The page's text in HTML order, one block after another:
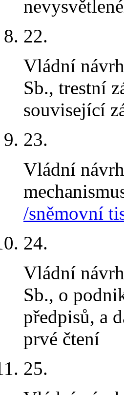
22.
Vládní
Sb., trestní
související
23.
Vládní
/sněmovní
24.
Vládní
Sb., o
předpisů, a
prvé čtení
25.